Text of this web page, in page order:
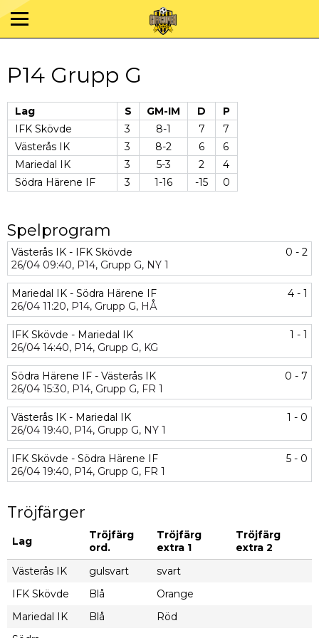
P14 Grupp G
Lag S GM-IM D
P
IFK Skövde
3 8-1 7
7
Västerås IK
3 8-2 6
6
Mariedal IK
3 5-3 2
4
Södra Härene IF
3 1-16 -15 0
Spelprogram
Västerås IK - IFK Skövde
0 - 2
26/04 09:40, P14, Grupp G, NY 1
Mariedal IK - Södra Härene IF
4 - 1
26/04 11:20, P14, Grupp G, HÅ
IFK Skövde - Mariedal IK
1 - 1
26/04 14:40, P14, Grupp G, KG
Södra Härene IF - Västerås IK
0 - 7
26/04 15:30, P14, Grupp G, FR 1
Västerås IK - Mariedal IK
1 - 0
26/04 19:40, P14, Grupp G, NY 1
IFK Skövde - Södra Härene IF
5 - 0
26/04 19:40, P14, Grupp G, FR 1
Tröjfärger
Lag
Tröjfärg
ord.
Tröjfärg
extra 1
Tröjfärg
extra 2
Västerås IK
gulsvart
svart
IFK Skövde
Blå
Orange
Mariedal IK
Blå
Röd